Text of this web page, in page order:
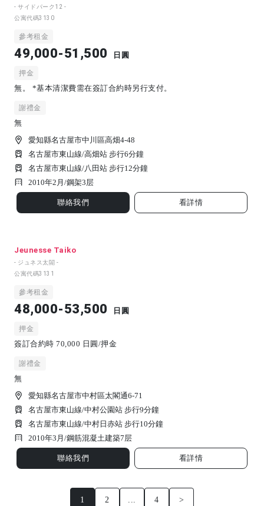
- サイドパーク12 -
公寓代碼3130
參考租金
49,000-51,500 日圓
押金
無。 *基本清潔費需在簽訂合約時另行支付。
謝禮金
無
愛知縣名古屋市中川區高畑4-48
名古屋市東山線/高畑站 步行6分鐘
名古屋市東山線/八田站 步行12分鐘
2010年2月/鋼架3 层
聯絡我們 看詳情
Jeunesse Taiko
- ジュネス太閤 -
公寓代碼3131
參考租金
48,000-53,500 日圓
押金
簽訂合約時 70,000 日圓/押金
謝禮金
無
愛知縣名古屋市中村區太閣通6-71
名古屋市東山線/中村公園站 步行9分鐘
名古屋市東山線/中村日赤站 步行10分鐘
2010年3月/鋼筋混凝土建築7 层
聯絡我們 看詳情
1 2 ... 4 >